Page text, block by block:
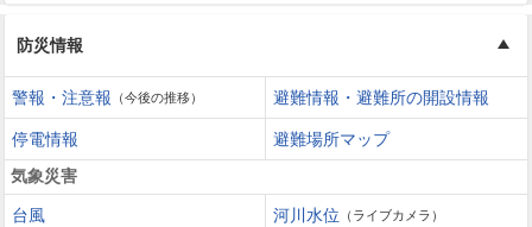
防災情報
警報・注意報 （今後の推移） 避難情報・避難所の開設情報
停電情報
避難場所マップ
気象災害
台風 河川水位 （ライブカメラ）